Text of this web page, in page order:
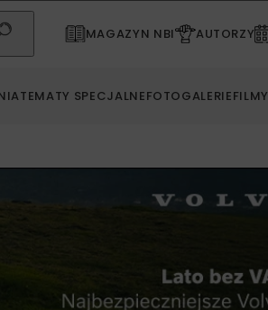
MAGAZYN NBI AUTORZY
TEMATY SPECJALNEFOTOGALERIEFILMY